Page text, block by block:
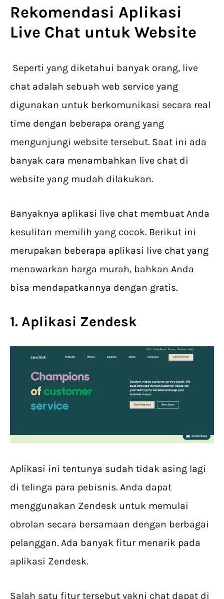
Rekomendasi Aplikasi
Live Chat untuk Website
Seperti yang diketahui banyak orang, live
chat adalah sebuah web service yang
digunakan untuk berkomunikasi secara real
time dengan beberapa orang yang
mengunjungi website tersebut. Saat ini ada
banyak cara menambahkan live chat di
website yang mudah dilakukan.
Banyaknya aplikasi live chat membuat Anda
kesulitan memilih yang cocok. Berikut ini
merupakan beberapa aplikasi live chat yang
menawarkan harga murah, bahkan Anda
bisa mendapatkannya dengan gratis.
1. Aplikasi Zendesk
Aplikasi ini tentunya sudah tidak asing lagi
di telinga para pebisnis. Anda dapat
menggunakan Zendesk untuk memulai
obrolan secara bersamaan dengan berbagai
pelanggan. Ada banyak fitur menarik pada
aplikasi Zendesk.
Salah satu fitur tersebut yakni chat dapat di